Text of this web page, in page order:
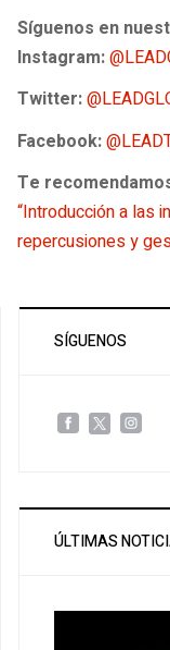
Síguenos en
Instagram:
Twitter:
Facebook:
Te
“Introducción a las
repercusiones y
SÍGUENOS
ÚLTIMAS